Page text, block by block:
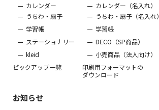
カレンダー
うちわ・扇子
学習帳
ステーショナリー
kleid
ピックアップ一覧
カレンダー（名入れ）
うちわ・扇子（名入れ）
学習帳
DECO（SP商品）
小売商品（法人向け）
印刷用フォーマットの
ダウンロード
お知らせ